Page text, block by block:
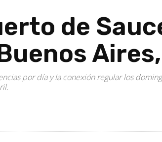
de
por día y la conexión regular los